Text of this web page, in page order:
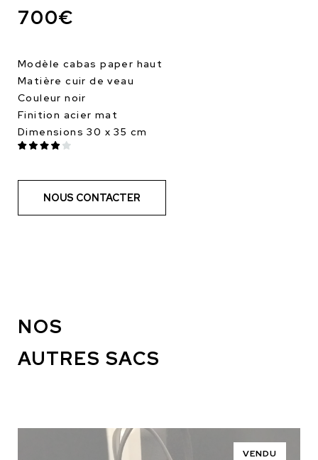
700€
Modèle cabas paper haut
Matière cuir de veau
Couleur noir
Finition acier mat
Dimensions 30 x 35 cm
NOUS CONTACTER
NOS
AUTRES SACS
VENDU